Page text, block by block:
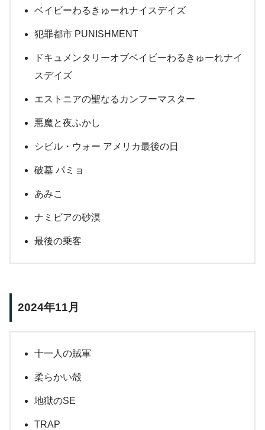
ベイビーわるきゅーれナイスデイズ
犯罪都市 PUNISHMENT
ドキュメンタリーオブベイビーわるきゅーれナイ
スデイズ
エストニアの聖なるカンフーマスター
悪魔と夜ふかし
シビル・ウォー アメリカ最後の日
破墓 パミョ
あみこ
ナミビアの砂漠
最後の乗客
2024年11月
十一人の賊軍
柔らかい殻
地獄のSE
TRAP